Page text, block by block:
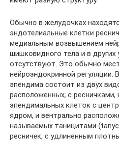
Обычно в желудочках
эндотелиальные клетки
медиальным возвышением
шишковидного тела и в других
отсутствуют. Это обычно
нейроэндокринной регуляции.
эпендима состоит из двух
расположенных, с ресничками,
эпендимальных клеток с
ядром, и вентрально
называемых таницитами
ресничек, с удлиненным